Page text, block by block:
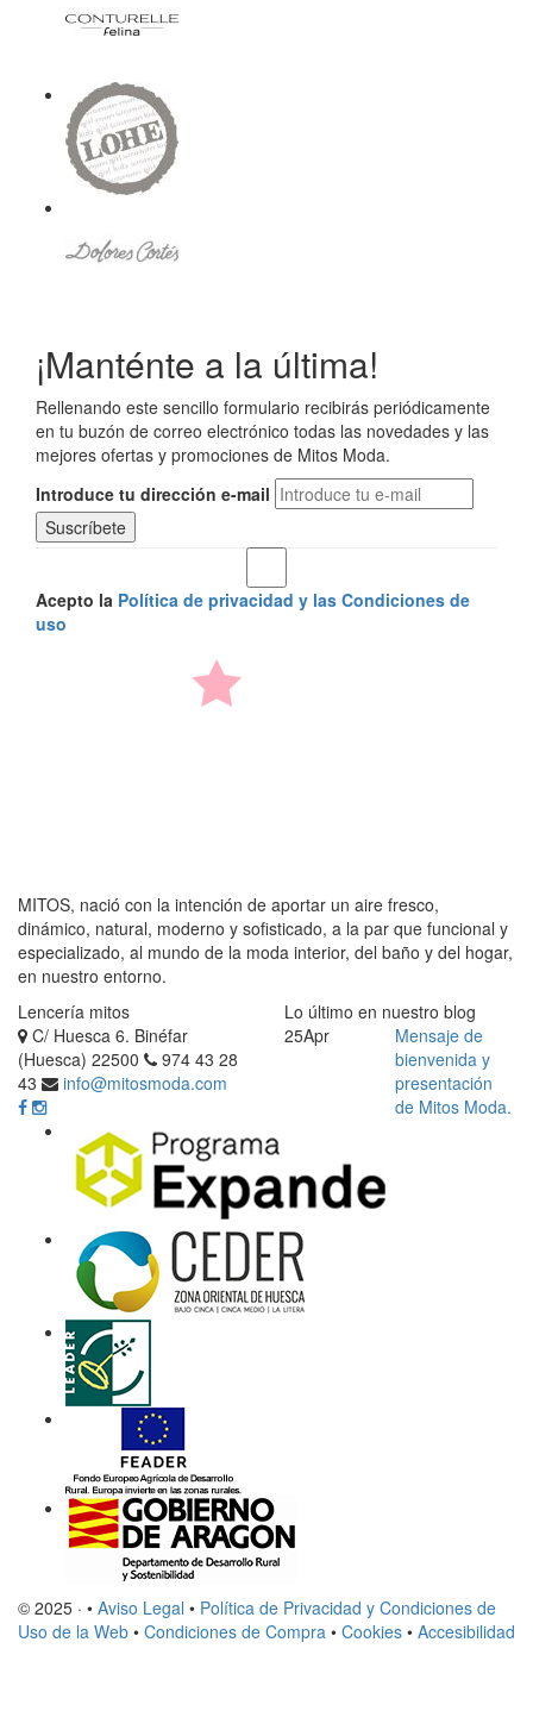
¡Manténte a la última!
Rellenando este sencillo formulario recibirás periódicamente
en tu buzón de correo electrónico todas las novedades y las
mejores ofertas y promociones de Mitos Moda.
Introduce tu dirección e-mail
Acepto la Política de privacidad y las Condiciones de
uso
MITOS, nació con la intención de aportar un aire fresco,
dinámico, natural, moderno y sofisticado, a la par que funcional y
especializado, al mundo de la moda interior, del baño y del hogar,
en nuestro entorno.
Lencería mitos
C/ Huesca 6. Binéfar
(Huesca) 22500
974 43 28
43
info@mitosmoda.com
Lo último en nuestro blog
25Apr
Mensaje de
bienvenida y
presentación
de Mitos Moda.
© 2025 · • Aviso Legal • Política de Privacidad y Condiciones de
Uso de la Web • Condiciones de Compra • Cookies • Accesibilidad